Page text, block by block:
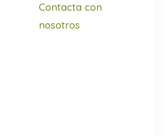
Contacta con
nosotros